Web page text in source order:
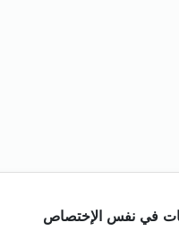
في نفس الإختصاص